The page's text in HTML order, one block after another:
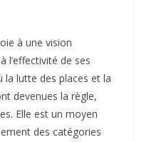
à une vision
l’effectivité de ses
lutte des places et la
devenues la règle,
Elle est un moyen
des catégories